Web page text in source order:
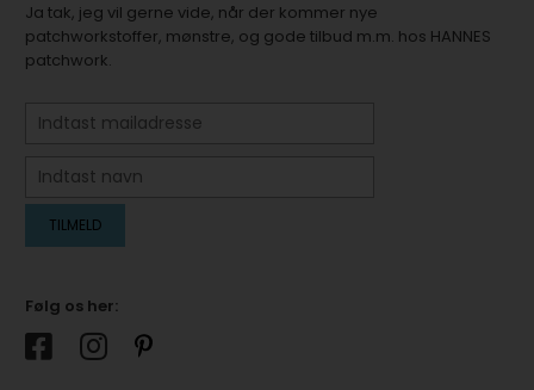
Ja tak, jeg vil gerne vide, når der kommer nye
patchworkstoffer, mønstre, og gode tilbud m.m. hos HANNES
patchwork.
Følg os her: